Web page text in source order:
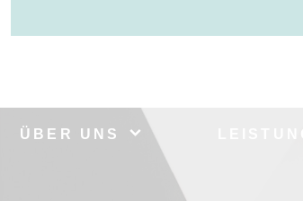
ÜBER UNS